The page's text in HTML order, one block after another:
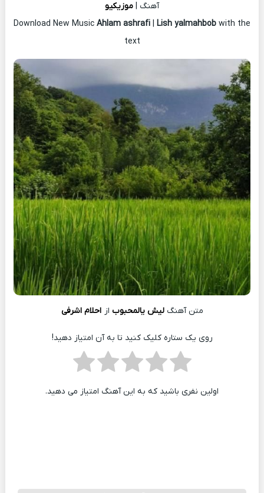
آهنگ | موزیکیو
Download New Music Ahlam ashrafi | Lish yalmahbob with the
text
متن آهنگليش يالمحبوب از احلام اشرفی
روی یک ستاره کلیک کنید تا به آن امتیاز دهید!
اولین نفری باشید که به این آهنگ امتیاز می دهید.